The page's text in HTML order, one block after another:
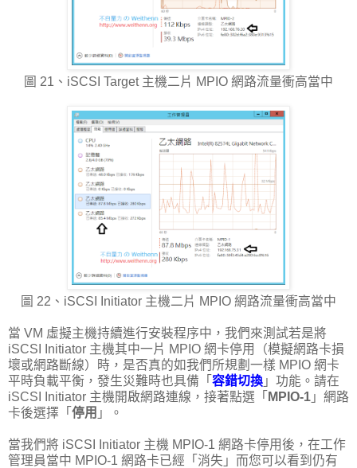
圖 21、iSCSI Target 主機二片 MPIO 網路流量衝高當中
圖 22、iSCSI Initiator 主機二片 MPIO 網路流量衝高當中
當 VM 虛擬主機持續進行安裝程序中，我們來測試若是將
iSCSI Initiator 主機其中一片 MPIO 網卡停用（模擬網路卡損
壞或網路斷線）時，是否真的如我們所規劃一樣 MPIO 網卡
平時負載平衡，發生災難時也具備「 容錯切換 」功能。請在
iSCSI Initiator 主機開啟網路連線，接著點選「 MPIO-1 」網路
卡後選擇「 停用 」。
當我們將 iSCSI Initiator 主機 MPIO-1 網路卡停用後，在工作
管理員當中 MPIO-1 網路卡已經「消失」而您可以看到仍有